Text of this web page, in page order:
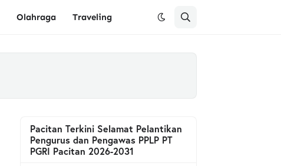
Olahraga Traveling
Pacitan Terkini Selamat Pelantikan
Pengurus dan Pengawas PPLP PT
PGRI Pacitan 2026-2031